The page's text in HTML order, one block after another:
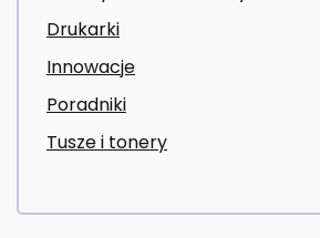
Drukarki
Innowacje
Poradniki
Tusze i tonery